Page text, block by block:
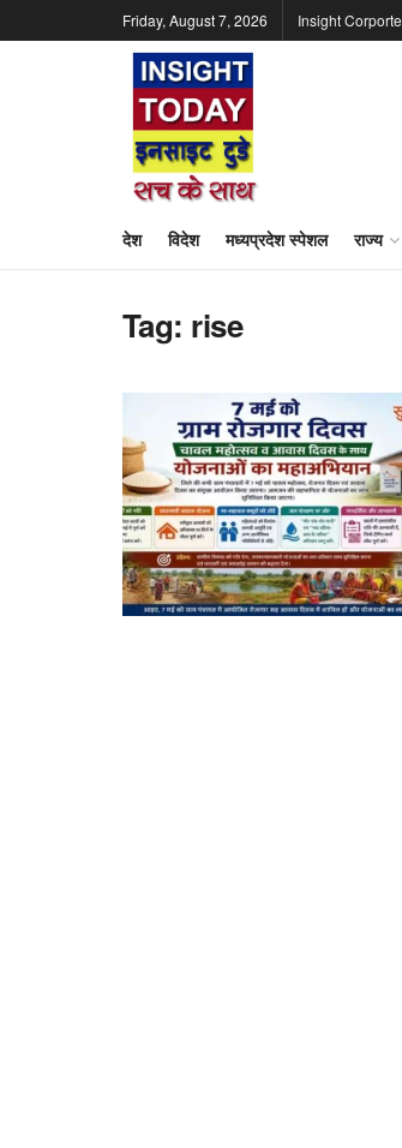
Friday, August 7, 2026 Insight Corporte
देश विदेश मध्यप्रदेश स्पेशल राज्य
Tag: rise